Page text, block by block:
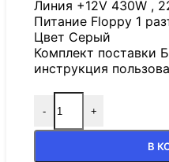
Линия +12V 430W ,
Питание Floppy 1
Цвет Серый
Комплект поставки
инструкция
- +
В